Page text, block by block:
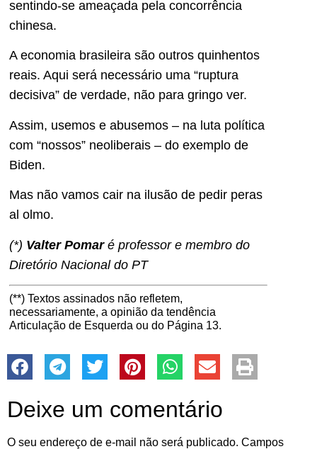
sentindo-se ameaçada pela concorrência
chinesa.
A economia brasileira são outros quinhentos
reais. Aqui será necessário uma “ruptura
decisiva” de verdade, não para gringo ver.
Assim, usemos e abusemos – na luta política
com “nossos” neoliberais – do exemplo de
Biden.
Mas não vamos cair na ilusão de pedir peras
al olmo.
(*) Valter Pomaré professor e membro do
Diretório Nacional do PT
(**) Textos assinados não refletem,
necessariamente, a opinião da tendência
Articulação de Esquerda ou do Página 13.
Deixe um comentário
O seu endereço de e-mail não será publicado. Campos